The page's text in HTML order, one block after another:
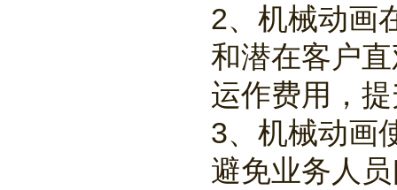
2、机械动画
和潜在客户
运作费用，
3、机械动画
避免业务人